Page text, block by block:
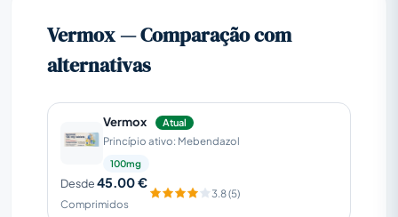
Vermox — Comparação com
alternativas
Vermox Atual
Princípio ativo: Mebendazol
100mg
Desde45.00 €
Comprimidos
3.8 (5)